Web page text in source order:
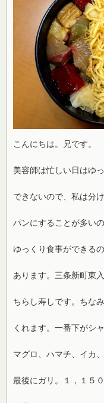
こんにちは。兄です。
美容師は忙しい日はゆ
できないので、私は分
パンにすることが多い
ゆっくり食事ができる
あります。三条新町東
ちらし寿しです。ちな
くれます。一番下がシ
マグロ、ハマチ、イカ
最後にガリ。１，１５